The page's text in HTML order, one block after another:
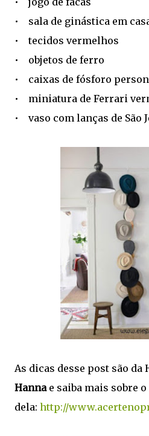
• sala de ginástica em
• tecidos vermelhos
• objetos de ferro
• caixas de fósforo
• miniatura de Ferrari
• vaso com lanças de São
As dicas desse post são da
Hannae saiba mais sobre
dela: http://